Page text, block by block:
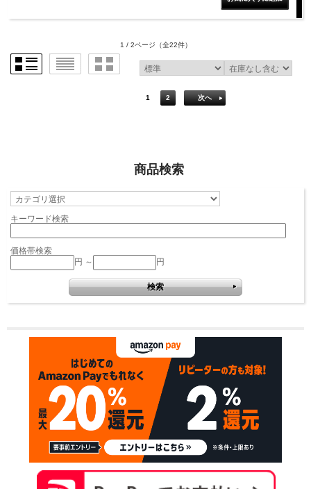
1 / 2ページ （全22件）
1 2 次へ
商品検索
キーワード検索
価格帯検索
円 ～
円